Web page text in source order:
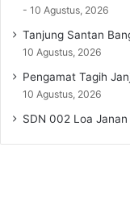
10 Agustus, 2026
Tanjung Santan
10 Agustus, 2026
Pengamat Tagih
10 Agustus, 2026
SDN 002 Loa